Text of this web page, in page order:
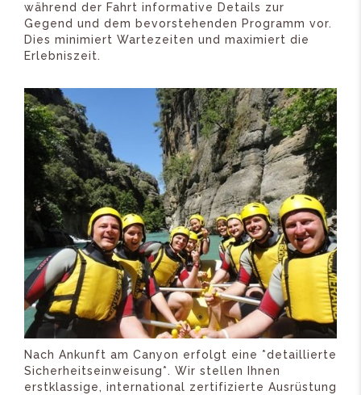
während der Fahrt informative Details zur
Gegend und dem bevorstehenden Programm vor.
Dies minimiert Wartezeiten und maximiert die
Erlebniszeit.
Nach Ankunft am Canyon erfolgt eine *detaillierte
Sicherheitseinweisung*. Wir stellen Ihnen
erstklassige, international zertifizierte Ausrüstung